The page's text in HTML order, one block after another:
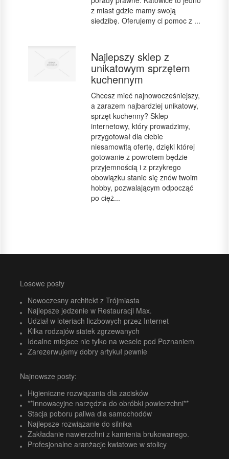
z miast gdzie mamy swoją
siedzibę. Oferujemy ci pomoc z ...
Najlepszy sklep z
unikatowym sprzętem
kuchennym
Chcesz mieć najnowocześniejszy,
a zarazem najbardziej unikatowy,
sprzęt kuchenny? Sklep
internetowy, który prowadzimy,
przygotował dla ciebie
niesamowitą ofertę, dzięki której
gotowanie z powrotem będzie
przyjemnością i z przykrego
obowiązku stanie się znów twoim
hobby, pozwalającym odpocząć
po cięż...
Losowe posty
Nowoczesny architekt z Trójmiasta
Najlepsze jedzenie w Restauracji Max.
Udział w loteriach liczbowych przez Internet
Kilka rodzajów siatek zgrzewanych
Idealne miejsce nie tylko na wesele pod Poznaniem
Zarezerwujemy dobry artykuł pewnie
Najnowsze posty:
Higieniczne rozwiązania dla zacisków
**Innowacyjne narzędzia do obróbki powierzchni**
Stacja poboru paliwa dla samochodów
Najlepsze rozwiązanie do silnika
Zakładanie nawierzchni z kamienia brukowanego.
Profesjonalne aranżacje kwiatowe w stolicy